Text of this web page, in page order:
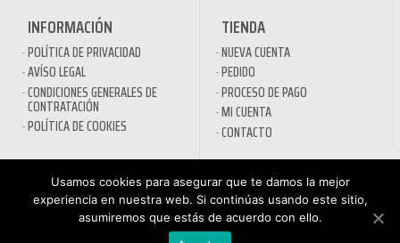
INFORMACIÓN
POLÍTICA DE PRIVACIDAD
AVÍSO LEGAL
CONDICIONES GENERALES DE
CONTRATACIÓN
POLÍTICA DE COOKIES
TIENDA
NUEVA CUENTA
PEDIDO
PROCESO DE PAGO
MI CUENTA
CONTACTO
SECTORES
DESINFECTANTES COVID-19
HOSTELERÍA
ATENCIÓN AL
Usamos cookies para asegurar que te damos la mejor
experiencia en nuestra web. Si continúas usando este sitio,
asumiremos que estás de acuerdo con ello.